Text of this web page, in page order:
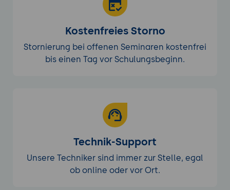
Kostenfreies Storno
Stornierung bei offenen Seminaren kostenfrei
bis einen Tag vor Schulungsbeginn.
Technik-Support
Unsere Techniker sind immer zur Stelle, egal
ob online oder vor Ort.